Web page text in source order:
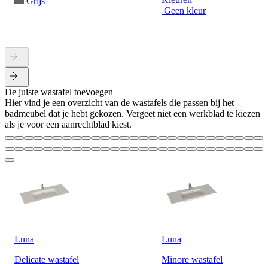
Geen kleur
De juiste wastafel toevoegen
Hier vind je een overzicht van de wastafels die passen bij het
badmeubel dat je hebt gekozen. Vergeet niet een werkblad te kiezen
als je voor een aanrechtblad kiest.
Luna
Delicate wastafel
Luna
Minore wastafel